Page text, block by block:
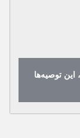
توصیه‌ها